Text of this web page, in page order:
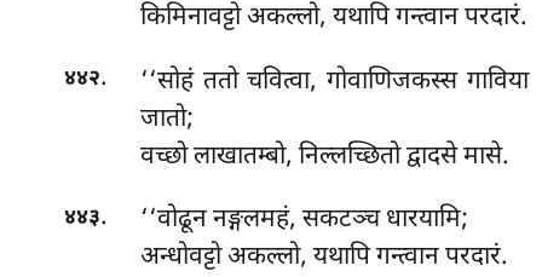
किमिनावट्टो अकल्लो, यथापि गन्त्वान परदारं.
४४२.
‘‘सोहं ततो चवित्वा, गोवाणिजकस्स गाविया
जातो;
वच्छो लाखातम्बो, निल्लच्छितो द्वादसे मासे.
४४३.
‘‘वोढून नङ्गलमहं, सकटञ्च धारयामि;
अन्धोवट्टो अकल्लो, यथापि गन्त्वान परदारं.